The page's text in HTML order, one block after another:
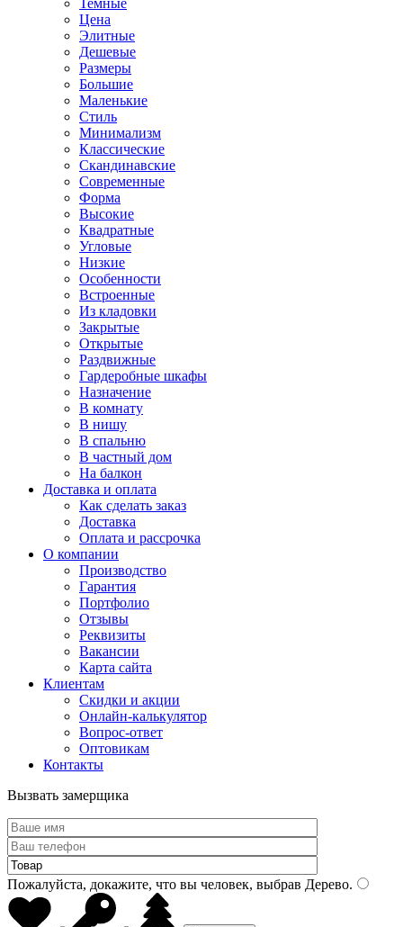
Темные
Цена
Элитные
Дешевые
Размеры
Большие
Маленькие
Стиль
Минимализм
Классические
Скандинавские
Современные
Форма
Высокие
Квадратные
Угловые
Низкие
Особенности
Встроенные
Из кладовки
Закрытые
Открытые
Раздвижные
Гардеробные шкафы
Назначение
В комнату
В нишу
В спальню
В частный дом
На балкон
Доставка и оплата
Как сделать заказ
Доставка
Оплата и рассрочка
О компании
Производство
Гарантия
Портфолио
Отзывы
Реквизиты
Вакансии
Карта сайта
Клиентам
Скидки и акции
Онлайн-калькулятор
Вопрос-ответ
Оптовикам
Контакты
Вызвать замерщика
Пожалуйста, докажите, что вы человек, выбрав Дерево.